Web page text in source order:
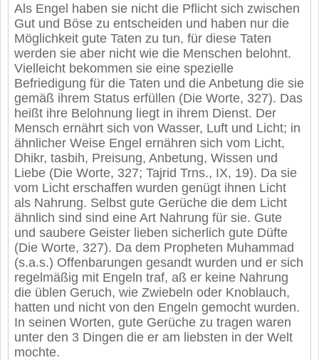
Als Engel haben sie nicht die Pflicht sich zwischen
Gut und Böse zu entscheiden und haben nur die
Möglichkeit gute Taten zu tun, für diese Taten
werden sie aber nicht wie die Menschen belohnt.
Vielleicht bekommen sie eine spezielle
Befriedigung für die Taten und die Anbetung die sie
gemäß ihrem Status erfüllen (Die Worte, 327). Das
heißt ihre Belohnung liegt in ihrem Dienst. Der
Mensch ernährt sich von Wasser, Luft und Licht; in
ähnlicher Weise Engel ernähren sich vom Licht,
Dhikr, tasbih, Preisung, Anbetung, Wissen und
Liebe (Die Worte, 327; Tajrid Trns., IX, 19). Da sie
vom Licht erschaffen wurden genügt ihnen Licht
als Nahrung. Selbst gute Gerüche die dem Licht
ähnlich sind sind eine Art Nahrung für sie. Gute
und saubere Geister lieben sicherlich gute Düfte
(Die Worte, 327). Da dem Propheten Muhammad
(s.a.s.) Offenbarungen gesandt wurden und er sich
regelmäßig mit Engeln traf, aß er keine Nahrung
die üblen Geruch, wie Zwiebeln oder Knoblauch,
hatten und nicht von den Engeln gemocht wurden.
In seinen Worten, gute Gerüche zu tragen waren
unter den 3 Dingen die er am liebsten in der Welt
mochte.